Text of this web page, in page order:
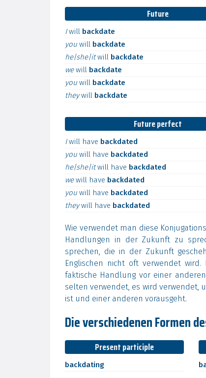
Future
Iwill backdate
you will backdate
he|she|itwill backdate
wewill backdate
you will backdate
theywill backdate
Future perfect
Iwill have backdated
you will have backdated
he|she|itwill have backdated
wewill have backdated
you will have backdated
theywill have backdated
Wie verwendet man diese
Handlungen in der Zukunft zu
sprechen, die in der Zukunft
Englischen nicht oft verwendet
faktische Handlung vor einer
selten verwendet, es wird verwendet,
ist und einer anderen vorausgeht.
Die verschiedenen Formen
Present participle
backdating